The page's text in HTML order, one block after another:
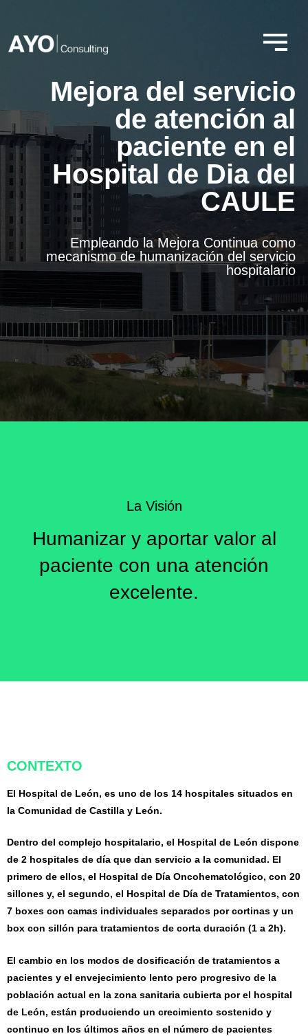
contenido
Mejora del servicio
de atención al
paciente en el
Hospital de Dia del
CAULE
Empleando la Mejora Continua como
mecanismo de humanización del servicio
hospitalario
La Visión
Humanizar y aportar valor al
paciente con una atención
excelente.
CONTEXTO
El Hospital de León, es uno de los 14 hospitales situados en
la Comunidad de Castilla y León.
Dentro del complejo hospitalario, el Hospital de León dispone
de 2 hospitales de día que dan servicio a la comunidad. El
primero de ellos, el Hospital de Día Oncohematológico, con 20
sillones y, el segundo, el Hospital de Día de Tratamientos, con
7 boxes con camas individuales separados por cortinas y un
box con sillón para tratamientos de corta duración (1 a 2h).
El cambio en los modos de dosificación de tratamientos a
pacientes y el envejecimiento lento pero progresivo de la
población actual en la zona sanitaria cubierta por el hospital
de León, están produciendo un crecimiento sostenido y
continuo en los últimos años en el número de pacientes